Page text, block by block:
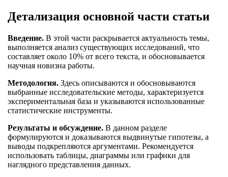
Детализация основной части статьи
Введение. В этой части раскрывается актуальность темы,
выполняется анализ существующих исследований, что
составляет около 10% от всего текста, и обосновывается
научная новизна работы.
Методология. Здесь описываются и обосновываются
выбранные исследовательские методы, характеризуется
экспериментальная база и указываются использованные
статистические инструменты.
Результаты и обсуждение. В данном разделе
формулируются и доказываются выдвинутые гипотезы, а
выводы подкрепляются аргументами. Рекомендуется
использовать таблицы, диаграммы или графики для
наглядного представления данных.